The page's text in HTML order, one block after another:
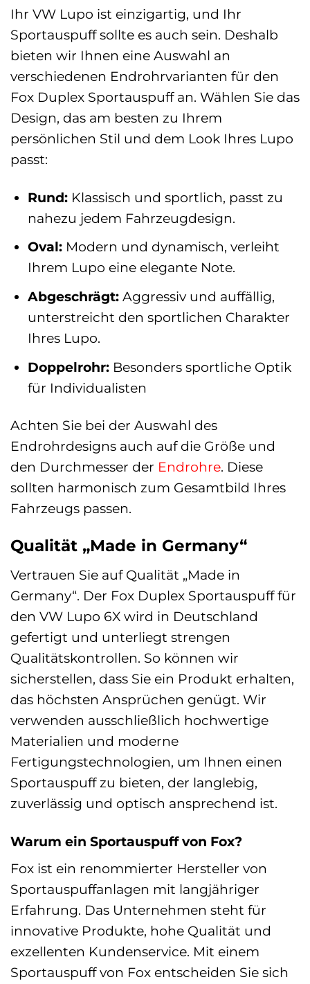
Ihr VW Lupo ist einzigartig, und Ihr
Sportauspuff sollte es auch sein. Deshalb
bieten wir Ihnen eine Auswahl an
verschiedenen Endrohrvarianten für den
Fox Duplex Sportauspuff an. Wählen Sie das
Design, das am besten zu Ihrem
persönlichen Stil und dem Look Ihres Lupo
passt:
Rund:Klassisch und sportlich, passt zu
nahezu jedem Fahrzeugdesign.
Oval:Modern und dynamisch, verleiht
Ihrem Lupo eine elegante Note.
Abgeschrägt:Aggressiv und auffällig,
unterstreicht den sportlichen Charakter
Ihres Lupo.
Doppelrohr:Besonders sportliche Optik
für Individualisten
Achten Sie bei der Auswahl des
Endrohrdesigns auch auf die Größe und
den Durchmesser der Endrohre. Diese
sollten harmonisch zum Gesamtbild Ihres
Fahrzeugs passen.
Qualität „Made in Germany“
Vertrauen Sie auf Qualität „Made in
Germany“. Der Fox Duplex Sportauspuff für
den VW Lupo 6X wird in Deutschland
gefertigt und unterliegt strengen
Qualitätskontrollen. So können wir
sicherstellen, dass Sie ein Produkt erhalten,
das höchsten Ansprüchen genügt. Wir
verwenden ausschließlich hochwertige
Materialien und moderne
Fertigungstechnologien, um Ihnen einen
Sportauspuff zu bieten, der langlebig,
zuverlässig und optisch ansprechend ist.
Warum ein Sportauspuff von Fox?
Fox ist ein renommierter Hersteller von
Sportauspuffanlagen mit langjähriger
Erfahrung. Das Unternehmen steht für
innovative Produkte, hohe Qualität und
exzellenten Kundenservice. Mit einem
Sportauspuff von Fox entscheiden Sie sich